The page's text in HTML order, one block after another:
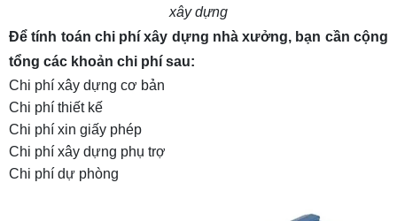
3.4 Chi phí dự phòng
4. Các yếu tố ảnh hưởng đến chi phí xây nhà
xưởng 500m2
4.1 Vị trí địa lý và điều kiện hạ tầng
4.2 Thiết kế kiến trúc và giải pháp kết cấu
4.3 Chất lượng và chủng loại vật liệu xây dựng
xây dựng
Để tính toán chi phí xây dựng nhà xưởng, bạn cần cộng
tổng các khoản chi phí sau:
Chi phí xây dựng cơ bản
Chi phí thiết kế
Chi phí xin giấy phép
Chi phí xây dựng phụ trợ
Chi phí dự phòng